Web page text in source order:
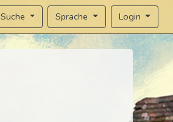
Suche Sprache Login